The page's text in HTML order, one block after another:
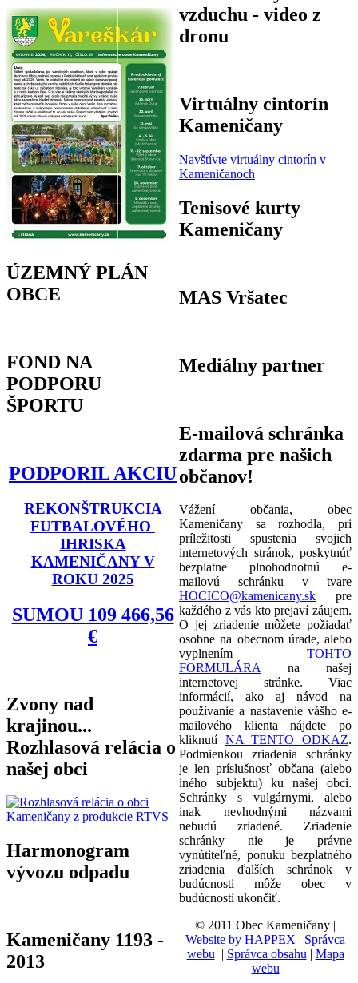
ÚZEMNÝ PLÁN
OBCE
FOND NA
PODPORU
ŠPORTU
PODPORIL AKCIU
REKONŠTRUKCIA
FUTBALOVÉHO
IHRISKA
KAMENIČANY V
ROKU 2025
SUMOU 109 466,56
€
Zvony nad
krajinou...
Rozhlasová relácia o
našej obci
Harmonogram
vývozu odpadu
Kameničany 1193 -
2013
vzduchu - video z
dronu
Virtuálny cintorín
Kameničany
Navštívte virtuálny cintorín v
Kameničanoch
Tenisové kurty
Kameničany
MAS Vršatec
Mediálny partner
E-mailová schránka
zdarma pre našich
občanov!
Vážení občania, obec
Kameničany sa rozhodla, pri
príležitosti spustenia svojich
internetových stránok, poskytnúť
bezplatne plnohodnotnú e-
mailovú schránku v tvare
HOCICO@kamenicany.sk pre
každého z vás kto prejaví záujem.
O jej zriadenie môžete požiadať
osobne na obecnom úrade, alebo
vyplnením TOHTO
FORMULÁRAna našej
internetovej stránke. Viac
informácií, ako aj návod na
používanie a nastavenie vášho e-
mailového klienta nájdete po
kliknutí NA TENTO ODKAZ.
Podmienkou zriadenia schránky
je len príslušnosť občana (alebo
iného subjektu) ku našej obci.
Schránky s vulgárnymi, alebo
inak nevhodnými názvami
nebudú zriadené. Zriadenie
schránky nie je právne
vynútiteľné, ponuku bezplatného
zriadenia ďalších schránok v
budúcnosti môže obec v
budúcnosti ukončiť.
© 2011 Obec Kameničany |
Website by HAPPEX | Správca
webu| Správca obsahu| Mapa
webu